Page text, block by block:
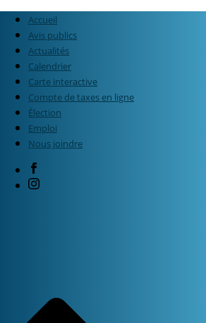
Accueil
Avis publics
Actualités
Calendrier
Carte interactive
Compte de taxes en ligne
Élection
Emploi
Nous joindre